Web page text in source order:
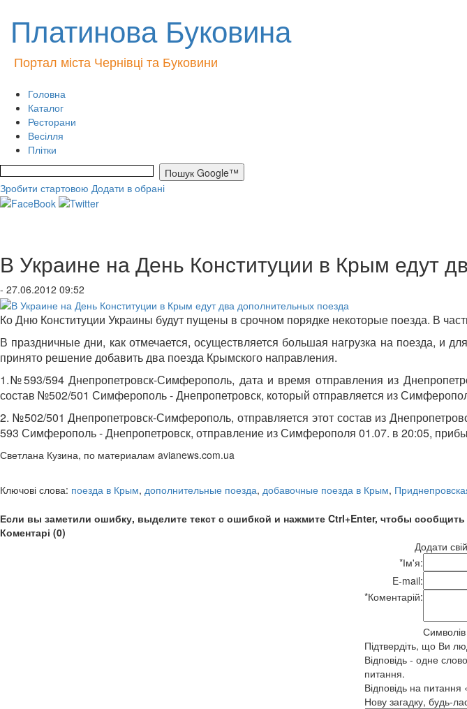
Платинова Буковина
Портал міста Чернівці та Буковини
Головна
Каталог
Ресторани
Весілля
Плітки
Зробити стартовою Додати в обрані
В Украине на День Конституции в Крым едут
- 27.06.2012 09:52
Ко Дню Конституции Украины будут пущены в срочном порядке некоторые поезда. В
В праздничные дни, как отмечается, осуществляется большая нагрузка на поезда, и
принято решение добавить два поезда Крымского направления.
1.№593/594 Днепропетровск-Симферополь, дата и время отправления из
состав №502/501 Симферополь - Днепропетровск, который отправляется из
2. №502/501 Днепропетровск-Симферополь, отправляется этот состав из
593 Симферополь - Днепропетровск, отправление из Симферополя 01.07. в 20:05,
Светлана Кузина, по материалам avianews.com.ua
Ключові слова: поезда в Крым, дополнительные поезда, добавочные поезда в Крым,
Если вы заметили ошибку, выделите текст с ошибкой и нажмите Ctrl+Enter, чтобы
Коментарі (0)
Додати
*Ім'я:
E-mail:
*Коментарій:
Підтвердіть, що Ви
Відповідь - одне
питання.
Відповідь на питання
Нову загадку, будь-